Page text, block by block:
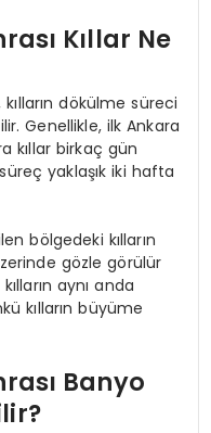
Kıllar Ne
dökülme süreci
Genellikle, ilk Ankara
kıllar birkaç gün
yaklaşık iki hafta
bölgedeki kılların
gözle görülür
aynı anda
kılların büyüme
Banyo